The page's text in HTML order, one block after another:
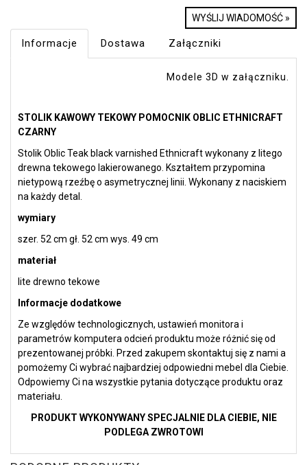
WYŚLIJ WIADOMOŚĆ »
Informacje Dostawa Załączniki
Modele 3D w załączniku.
STOLIK KAWOWY TEKOWY POMOCNIK OBLIC ETHNICRAFT
CZARNY
Stolik Oblic Teak black varnished Ethnicraft wykonany z litego
drewna tekowego lakierowanego. Kształtem przypomina
nietypową rzeźbę o asymetrycznej linii. Wykonany z naciskiem
na każdy detal.
wymiary
szer. 52 cm gł. 52 cm wys. 49 cm
materiał
lite drewno tekowe
Informacje dodatkowe
Ze względów technologicznych, ustawień monitora i
parametrów komputera odcień produktu może różnić się od
prezentowanej próbki. Przed zakupem skontaktuj się z nami a
pomożemy Ci wybrać najbardziej odpowiedni mebel dla Ciebie.
Odpowiemy Ci na wszystkie pytania dotyczące produktu oraz
materiału.
PRODUKT WYKONYWANY SPECJALNIE DLA CIEBIE, NIE
PODLEGA ZWROTOWI